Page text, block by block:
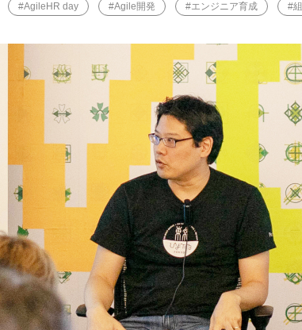
#AgileHR day #Agile開発 #エンジニア育成 #